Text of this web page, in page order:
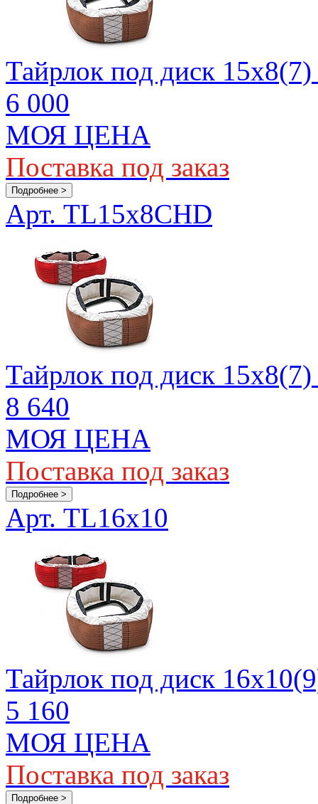
Тайрлок под диск
6 000
МОЯ ЦЕНА
Поставка под заказ
Подробнее >
Арт. TL15x8CHD
Тайрлок под диск
8 640
МОЯ ЦЕНА
Поставка под заказ
Подробнее >
Арт. TL16x10
Тайрлок под диск
5 160
МОЯ ЦЕНА
Поставка под заказ
Подробнее >